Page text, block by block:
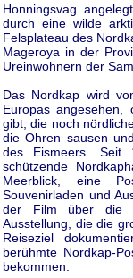
Honningsvag
durch eine wilde
Felsplateau des
Mageroya in der
Ureinwohnern der
Das Nordkap wird
Europas
gibt, die noch
die Ohren sausen
des Eismeers. Seit
schützende
Meerblick, eine
Souvenirladen und
der Film über die
Ausstellung, die die
Reiseziel
berühmte Nordkap-
bekommen.